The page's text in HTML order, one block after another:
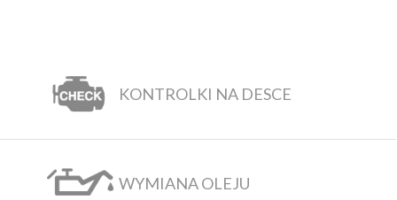
KONTROLKI NA DESCE
WYMIANA OLEJU